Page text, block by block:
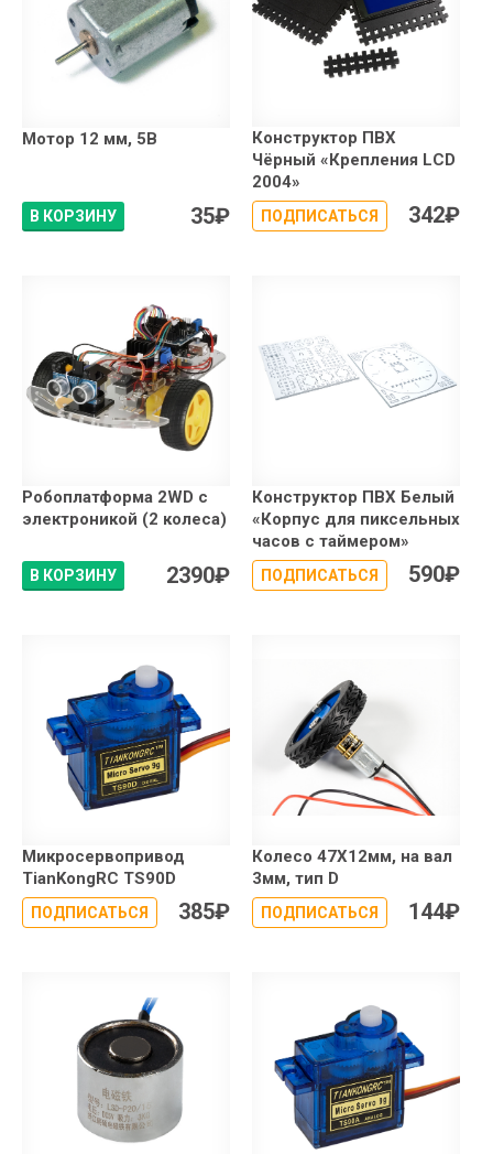
Мотор 12 мм, 5В
В КОРЗИНУ 35₽
Конструктор ПВХ
Чёрный «Крепления LCD
2004»
ПОДПИСАТЬСЯ 342₽
Робоплатформа 2WD с
электроникой (2 колеса)
В КОРЗИНУ 2390₽
Конструктор ПВХ Белый
«Корпус для пиксельных
часов с таймером»
ПОДПИСАТЬСЯ 590₽
Микросервопривод
TianKongRC TS90D
ПОДПИСАТЬСЯ 385₽
Колесо 47X12мм, на вал
3мм, тип D
ПОДПИСАТЬСЯ 144₽